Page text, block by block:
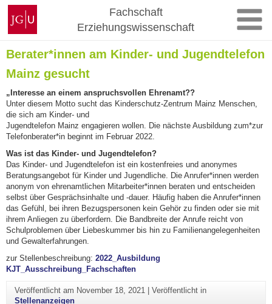
Zum
Inhalt
springen
Johannes
Gutenberg-
Universität
Mainz
Fachschaft
Erziehungswissenschaft
Berater*innen am Kinder- und Jugendtelefon
Mainz gesucht
„Interesse an einem anspruchsvollen Ehrenamt??
Unter diesem Motto sucht das Kinderschutz-Zentrum Mainz Menschen
die sich am Kinder- und
Jugendtelefon Mainz engagieren wollen. Die nächste Ausbildung zum*zur
Telefonberater*in beginnt im Februar 2022
Was ist das Kinder- und Jugendtelefon?
Das Kinder- und Jugendtelefon ist ein kostenfreies und anonymes
Beratungsangebot für Kinder und Jugendliche. Die Anrufer*innen werden
anonym von ehrenamtlichen Mitarbeiter*innen beraten und entscheiden
selbst über Gesprächsinhalte und -dauer. Häufig haben die Anrufer*innen
das Gefühl, bei ihren Bezugspersonen kein Gehör zu finden oder sie mit
ihrem Anliegen zu überfordern. Die Bandbreite der Anrufe reicht von
Schulproblemen über Liebeskummer bis hin zu Familienangelegenheiten
und Gewalterfahrungen.
zur Stellenbeschreibung: 2022_Ausbildung
KJT_Ausschreibung_Fachschaften
Veröffentlicht am November 18, 2021
Veröffentlicht in
Stellenanzeigen